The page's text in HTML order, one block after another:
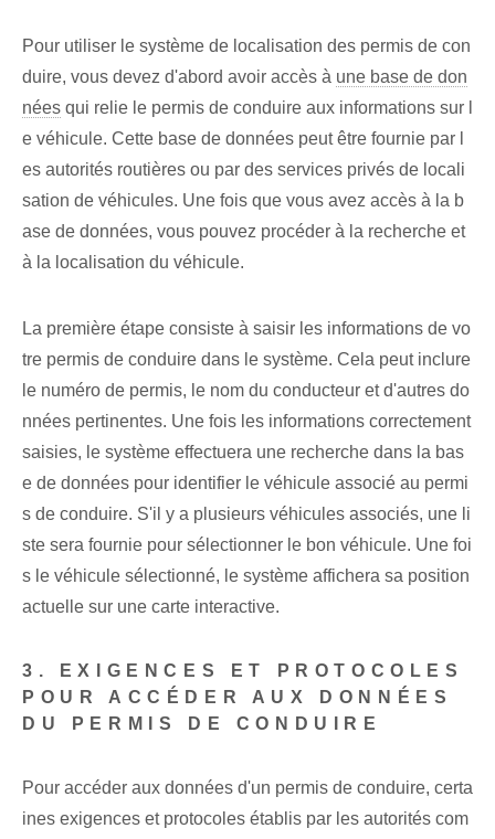
Pour utiliser le système de localisation des permis de con
duire, vous devez d'abord avoir accès à une base de don
nées qui relie le permis de conduire aux informations sur l
e véhicule. Cette base de données peut être fournie par l
es autorités routières ou par des services privés de locali
sation de véhicules. Une fois que vous avez accès à la b
ase de données, vous pouvez procéder à la recherche et
à la localisation du véhicule.
La première étape consiste à saisir les informations de vo
tre permis de conduire dans le système. Cela peut inclure
le numéro de permis, le nom du conducteur et d'autres do
nnées pertinentes. Une fois les informations correctement
saisies, le système effectuera une recherche dans la bas
e de données pour identifier le véhicule associé au permi
s de conduire. S'il y a plusieurs véhicules associés, une li
ste sera fournie pour sélectionner le bon véhicule. Une foi
s le véhicule sélectionné, le système affichera sa position
actuelle sur une carte interactive.
3. EXIGENCES ET PROTOCOLES
POUR ACCÉDER AUX DONNÉES
DU PERMIS DE CONDUIRE
Pour accéder aux données d'un permis de conduire, certa
ines exigences et protocoles établis par les autorités com